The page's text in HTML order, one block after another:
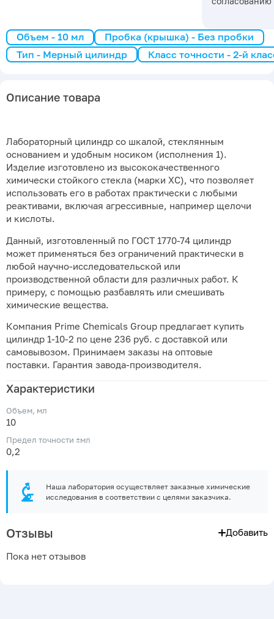
Объем - 10 мл
Пробка (крышка) - Без пробки
Тип - Мерный цилиндр
Класс точности - 2-й
Описание товара
Лабораторный цилиндр со шкалой, стеклянным
основанием и удобным носиком (исполнения 1).
Изделие изготовлено из высококачественного
химически стойкого стекла (марки ХС), что позволяет
использовать его в работах практически с любыми
реактивами, включая агрессивные, например щелочи
и кислоты.
Данный, изготовленный по ГОСТ 1770-74 цилиндр
может применяться без ограничений практически в
любой научно-исследовательской или
производственной области для различных работ. К
примеру, с помощью разбавлять или смешивать
химические вещества.
Компания Prime Chemicals Group предлагает купить
цилиндр 1-10-2 по цене 236 руб. с доставкой или
самовывозом. Принимаем заказы на оптовые
поставки. Гарантия завода-производителя.
Характеристики
Объем, мл
10
Предел точности ±мл
0,2
Наша лаборатория осуществляет заказные химические
исследования в соответствии с целями заказчика.
Отзывы Добавить
Пока нет отзывов